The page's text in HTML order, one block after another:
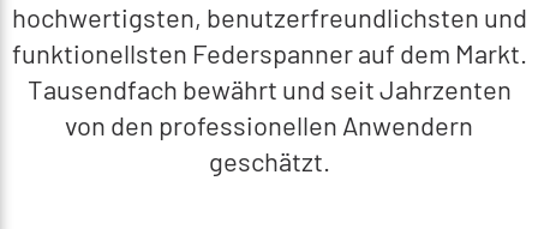
hochwertigsten, benutzerfreundlichsten und
funktionellsten Federspanner auf dem Markt.
Tausendfach bewährt und seit Jahrzenten
von den professionellen Anwendern
geschätzt.